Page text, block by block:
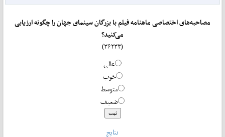
مصاحبه‌های اختصاصی ماهنامه فیلم با بزرگان سینمای جهان را چگونه ارزیابی
می‌کنید؟
عالی
خوب
متوسط
ضعیف
نتایج